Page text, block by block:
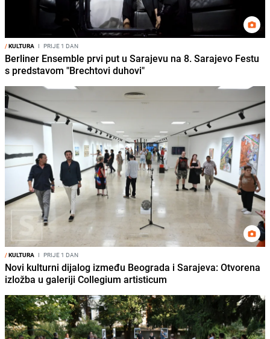
/KULTURA I PRIJE 1 DAN
Berliner Ensemble prvi put u Sarajevu na 8. Sarajevo Festu
s predstavom "Brechtovi duhovi"
/KULTURA I PRIJE 1 DAN
Novi kulturni dijalog između Beograda i Sarajeva: Otvorena
izložba u galeriji Collegium artisticum